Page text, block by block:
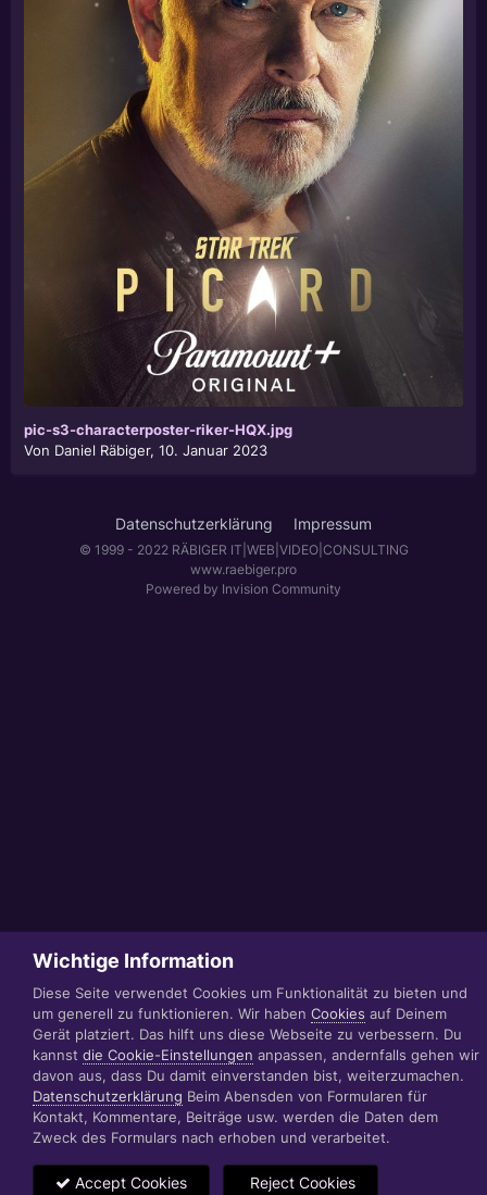
pic-s3-characterposter-riker-HQX.jpg
Von Daniel Räbiger, 10. Januar 2023
Datenschutzerklärung Impressum
© 1999 - 2022 RÄBIGER IT|WEB|VIDEO|CONSULTING
www.raebiger.pro
Powered by Invision Community
Wichtige Information
Diese Seite verwendet Cookies um Funktionalität zu bieten und
um generell zu funktionieren. Wir haben Cookies auf Deinem
Gerät platziert. Das hilft uns diese Webseite zu verbessern. Du
kannst die Cookie-Einstellungen anpassen, andernfalls gehen wir
davon aus, dass Du damit einverstanden bist, weiterzumachen.
Datenschutzerklärung Beim Abensden von Formularen für
Kontakt, Kommentare, Beiträge usw. werden die Daten dem
Zweck des Formulars nach erhoben und verarbeitet.
Accept Cookies Reject Cookies